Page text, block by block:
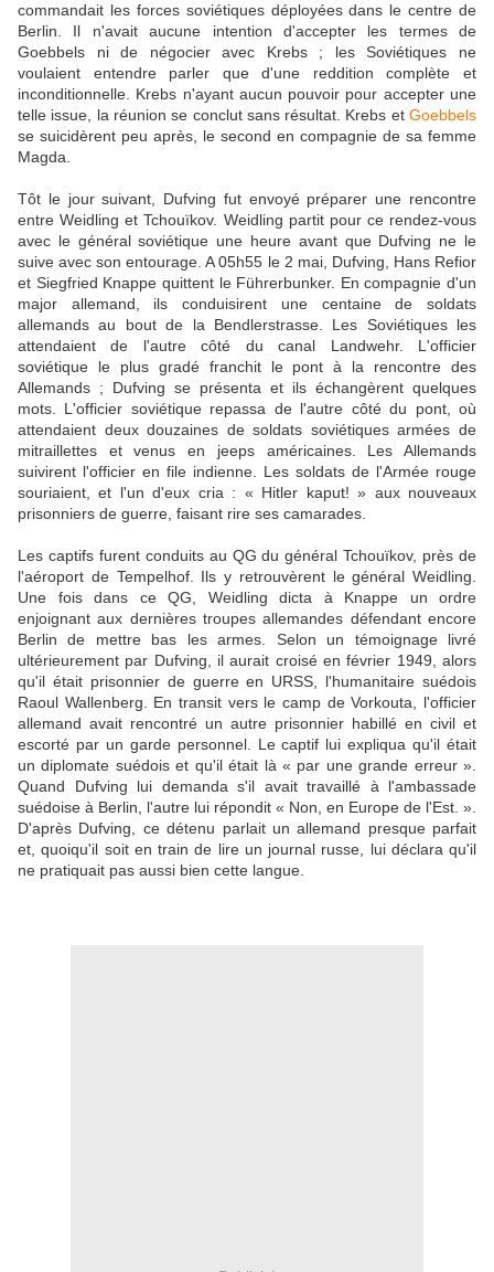
commandait les forces soviétiques déployées dans le centre de
Berlin. Il n'avait aucune intention d'accepter les termes de
Goebbels ni de négocier avec Krebs ; les Soviétiques ne
voulaient entendre parler que d'une reddition complète et
inconditionnelle. Krebs n'ayant aucun pouvoir pour accepter une
telle issue, la réunion se conclut sans résultat. Krebs et Goebbels
se suicidèrent peu après, le second en compagnie de sa femme
Magda.
Tôt le jour suivant, Dufving fut envoyé préparer une rencontre
entre Weidling et Tchouïkov. Weidling partit pour ce rendez-vous
avec le général soviétique une heure avant que Dufving ne le
suive avec son entourage. A 05h55 le 2 mai, Dufving, Hans Refior
et Siegfried Knappe quittent le Führerbunker. En compagnie d'un
major allemand, ils conduisirent une centaine de soldats
allemands au bout de la Bendlerstrasse. Les Soviétiques les
attendaient de l'autre côté du canal Landwehr. L'officier
soviétique le plus gradé franchit le pont à la rencontre des
Allemands ; Dufving se présenta et ils échangèrent quelques
mots. L'officier soviétique repassa de l'autre côté du pont, où
attendaient deux douzaines de soldats soviétiques armées de
mitraillettes et venus en jeeps américaines. Les Allemands
suivirent l'officier en file indienne. Les soldats de l'Armée rouge
souriaient, et l'un d'eux cria : « Hitler kaput! » aux nouveaux
prisonniers de guerre, faisant rire ses camarades.
Les captifs furent conduits au QG du général Tchouïkov, près de
l'aéroport de Tempelhof. Ils y retrouvèrent le général Weidling.
Une fois dans ce QG, Weidling dicta à Knappe un ordre
enjoignant aux dernières troupes allemandes défendant encore
Berlin de mettre bas les armes. Selon un témoignage livré
ultérieurement par Dufving, il aurait croisé en février 1949, alors
qu'il était prisonnier de guerre en URSS, l'humanitaire suédois
Raoul Wallenberg. En transit vers le camp de Vorkouta, l'officier
allemand avait rencontré un autre prisonnier habillé en civil et
escorté par un garde personnel. Le captif lui expliqua qu'il était
un diplomate suédois et qu'il était là « par une grande erreur ».
Quand Dufving lui demanda s'il avait travaillé à l'ambassade
suédoise à Berlin, l'autre lui répondit « Non, en Europe de l'Est. ».
D'après Dufving, ce détenu parlait un allemand presque parfait
et, quoiqu'il soit en train de lire un journal russe, lui déclara qu'il
ne pratiquait pas aussi bien cette langue.